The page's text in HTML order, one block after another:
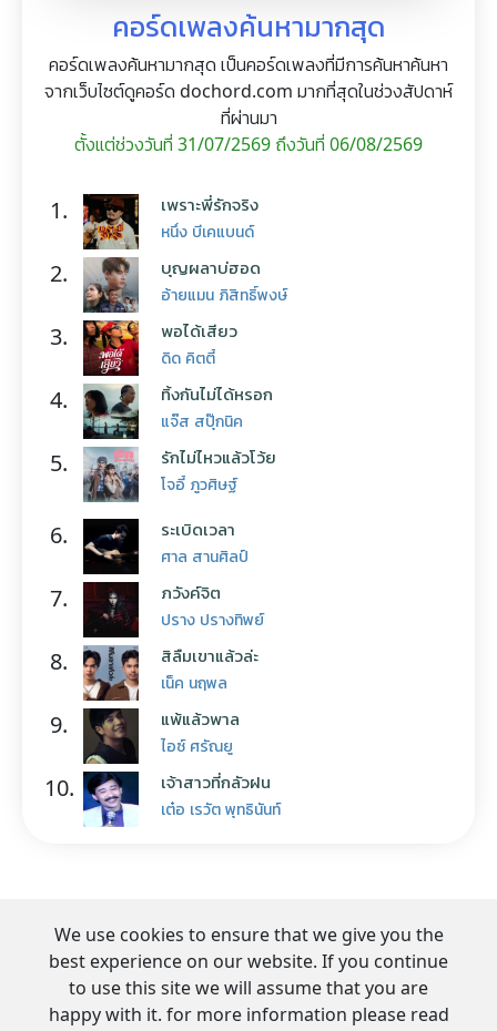
คอร์ดเพลงค้นหามากสุด
คอร์ดเพลงค้นหามากสุด เป็นคอร์ดเพลงที่มีการค้นหาค้นหา
จากเว็บไซต์ดูคอร์ด dochord.com มากที่สุดในช่วงสัปดาห์
ที่ผ่านมา
ตั้งแต่ช่วงวันที่ 31/07/2569 ถึงวันที่ 06/08/2569
1. เพราะพี่รักจริง
หนึ่ง บีเคแบนด์
2. บุญผลาบ่ฮอด
อ้ายแมน ภิสิทธิ์พงษ์
3. พอได้เสียว
ดิด คิตตี้
4. ทิ้งกันไม่ได้หรอก
แจ๊ส สปุ๊กนิค
5. รักไม่ไหวแล้วโว้ย
โจอี้ ภูวศิษฐ์
6. ระเบิดเวลา
ศาล สานศิลป์
7. ภวังค์จิต
ปราง ปรางทิพย์
8. สิลืมเขาแล้วล่ะ
เน็ค นฤพล
9. แพ้แล้วพาล
ไอซ์ ศรัณยู
10. เจ้าสาวที่กลัวฝน
เต๋อ เรวัต พุทธินันท์
We use cookies to ensure that we give you the
best experience on our website. If you continue
to use this site we will assume that you are
happy with it. for more information please read